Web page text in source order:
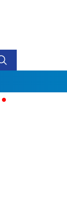
Drama Pergub 33: